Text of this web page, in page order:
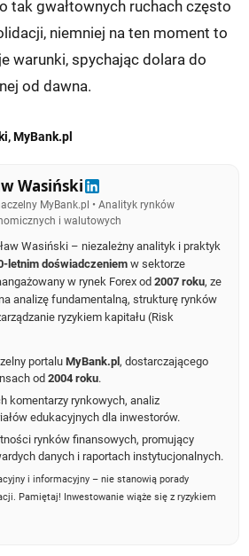
tak gwałtownych ruchach często
niemniej na ten moment to
warunki, spychając dolara do
od dawna.
MyBank.pl
Wasiński
MyBank.pl • Analityk rynków
i walutowych
Wasiński – niezależny analityk i praktyk
letnim doświadczeniem w sektorze
w rynek Forex od2007 roku, ze
analizę fundamentalną, strukturę rynków
ryzykiem kapitału (Risk
portaluMyBank.pl, dostarczającego
od2004 roku.
komentarzy rynkowych, analiz
edukacyjnych dla inwestorów.
rynków finansowych, promujący
danych i raportach instytucjonalnych.
i informacyjny – nie stanowią porady
Pamiętaj! Inwestowanie wiąże się z ryzykiem